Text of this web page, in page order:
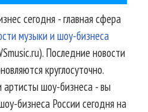
сегодня - главная сфера
музыки и шоу-бизнеса
Последние новости
круглосуточно.
артисты шоу-бизнеса - вы
бизнеса России сегодня на